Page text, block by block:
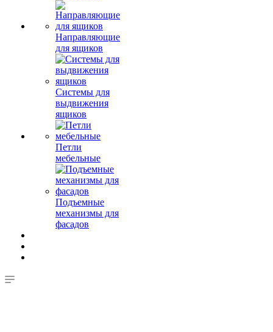
Направляющие
для ящиков
Системы для
выдвижения
ящиков
Петли
мебельные
Подъемные
механизмы для
фасадов